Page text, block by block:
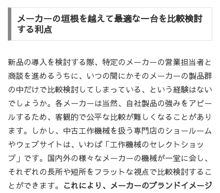
メーカーの垣根を越えて最適な一台を比較検討
する利点
新品の導入を検討する際、特定のメーカーの営業担当者と
商談を進めるうちに、いつの間にかそのメーカーの製品群
の中だけで比較検討してしまっている、という経験はない
でしょうか。各メーカーは当然、自社製品の強みをアピー
ルするため、客観的で公平な比較が難しくなることがあり
ます。しかし、中古工作機械を扱う専門店のショールーム
やウェブサイトは、いわば「工作機械のセレクトショッ
プ」です。国内外の様々なメーカーの機械が一堂に会し、
それぞれの長所や短所をフラットな視点で比較検討するこ
とができます。 これにより、メーカーのブランドイメージ